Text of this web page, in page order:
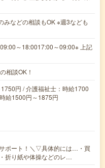
みなどの相談もOK ※週3なども
～18:0017:00～09:00※ 上記
相談OK！
円 / 介護福祉士：時給1700
給1500円～1875円
ポート！＼▽具体的には…・買
折り紙や体操などのレ…